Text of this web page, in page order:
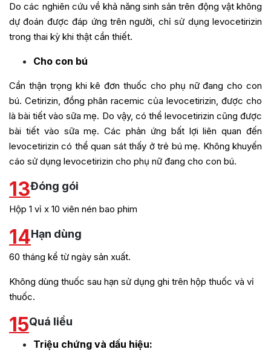
Do các nghiên cứu về khả năng sinh sản trên động vật không
dự đoán được đáp ứng trên người, chỉ sử dụng levocetirizin
trong thai kỳ khi thật cần thiết.
Cho con bú
Cần thận trọng khi kê đơn thuốc cho phụ nữ đang cho con
bú. Cetirizin, đồng phân racemic của levocetirizin, được cho
là bài tiết vào sữa mẹ. Do vậy, có thể levocetirizin cũng được
bài tiết vào sữa mẹ. Các phản ứng bất lợi liên quan đến
levocetirizin có thể quan sát thấy ở trẻ bú mẹ. Không khuyến
cáo sử dụng levocetirizin cho phụ nữ đang cho con bú.
13Đóng gói
Hộp 1 vỉ x 10 viên nén bao phim
14Hạn dùng
60 tháng kể từ ngày sản xuất.
Không dùng thuốc sau hạn sử dụng ghi trên hộp thuốc và vỉ
thuốc.
15Quá liều
Triệu chứng và dấu hiệu: